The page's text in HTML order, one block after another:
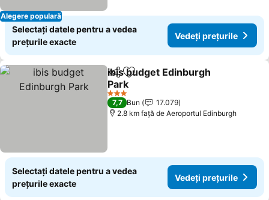
Alegere populară
Selectați datele pentru a vedea
prețurile exacte
Vedeți prețurile
DistribuițiAdăugaţi la favorite
ibis budget Edinburgh
Park
3 Stele
7,7 Bun
17.079
2.8 km faţă de Aeroportul Edinburgh
Selectați datele pentru a vedea
prețurile exacte
Vedeți prețurile